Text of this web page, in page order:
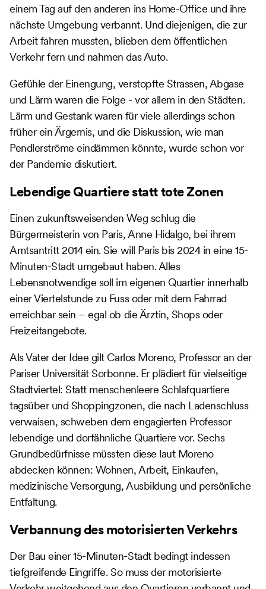
einem Tag auf den anderen ins Home-Office und ihre
nächste Umgebung verbannt. Und diejenigen, die zur
Arbeit fahren mussten, blieben dem öffentlichen
Verkehr fern und nahmen das Auto.
Gefühle der Einengung, verstopfte Strassen, Abgase
und Lärm waren die Folge - vor allem in den Städten.
Lärm und Gestank waren für viele allerdings schon
früher ein Ärgernis, und die Diskussion, wie man
Pendlerströme eindämmen könnte, wurde schon vor
der Pandemie diskutiert.
Lebendige Quartiere statt tote Zonen
Einen zukunftsweisenden Weg schlug die
Bürgermeisterin von Paris, Anne Hidalgo, bei ihrem
Amtsantritt 2014 ein. Sie will Paris bis 2024 in eine 15-
Minuten-Stadt umgebaut haben. Alles
Lebensnotwendige soll im eigenen Quartier innerhalb
einer Viertelstunde zu Fuss oder mit dem Fahrrad
erreichbar sein – egal ob die Ärztin, Shops oder
Freizeitangebote.
Als Vater der Idee gilt Carlos Moreno, Professor an der
Pariser Universität Sorbonne. Er plädiert für vielseitige
Stadtviertel: Statt menschenleere Schlafquartiere
tagsüber und Shoppingzonen, die nach Ladenschluss
verwaisen, schweben dem engagierten Professor
lebendige und dorfähnliche Quartiere vor. Sechs
Grundbedürfnisse müssten diese laut Moreno
abdecken können: Wohnen, Arbeit, Einkaufen,
medizinische Versorgung, Ausbildung und persönliche
Entfaltung.
Verbannung des motorisierten Verkehrs
Der Bau einer 15-Minuten-Stadt bedingt indessen
tiefgreifende Eingriffe. So muss der motorisierte